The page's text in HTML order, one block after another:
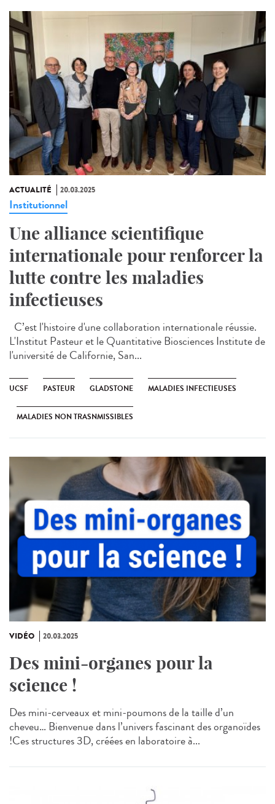
ACTUALITÉ 20.03.2025
Institutionnel
Une alliance scientifique
internationale pour renforcer la
lutte contre les maladies
infectieuses
C’est l'histoire d'une collaboration internationale réussie.
L'Institut Pasteur et le Quantitative Biosciences Institute de
l'université de Californie, San...
UCSF PASTEUR GLADSTONE MALADIES INFECTIEUSES
MALADIES NON TRASNMISSIBLES
VIDÉO 20.03.2025
Des mini-organes pour la
science !
Des mini-cerveaux et mini-poumons de la taille d’un
cheveu… Bienvenue dans l’univers fascinant des organoïdes
!Ces structures 3D, créées en laboratoire à...